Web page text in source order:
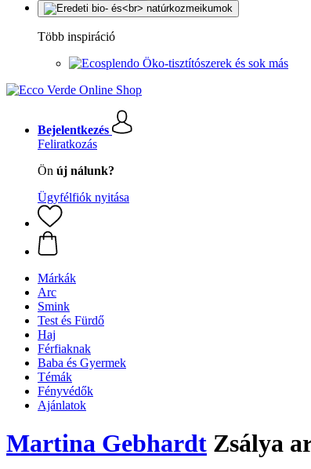
Több inspiráció
Öko-tisztítószerek és sok más
Bejelentkezés
Feliratkozás
Ön új nálunk?
Ügyfélfiók nyitása
Márkák
Arc
Smink
Test és Fürdő
Haj
Férfiaknak
Baba és Gyermek
Témák
Fényvédők
Ajánlatok
Martina Gebhardt Zsálya